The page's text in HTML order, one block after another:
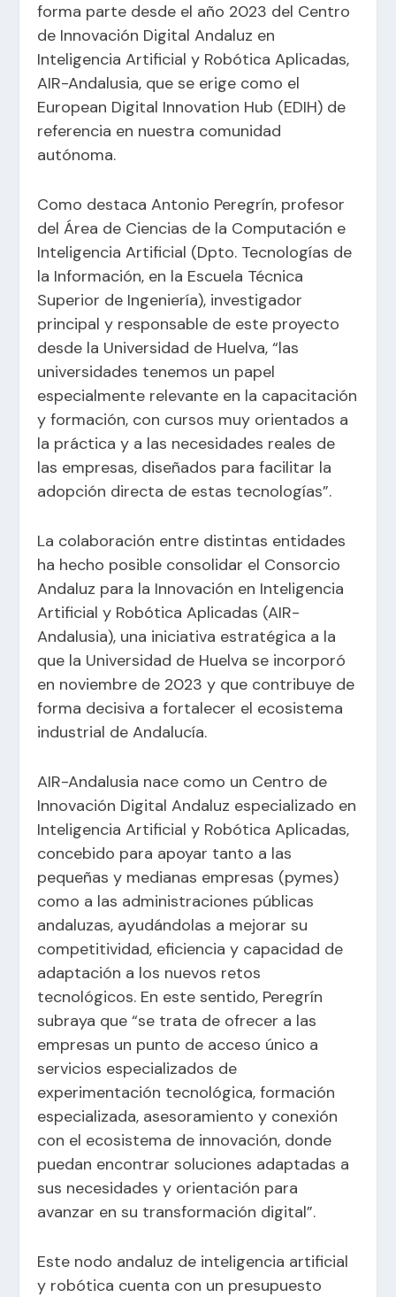
forma parte desde el año 2023 del Centro
de Innovación Digital Andaluz en
Inteligencia Artificial y Robótica Aplicadas,
AIR-Andalusia, que se erige como el
European Digital Innovation Hub (EDIH) de
referencia en nuestra comunidad
autónoma.
Como destaca Antonio Peregrín, profesor
del Área de Ciencias de la Computación e
Inteligencia Artificial (Dpto. Tecnologías de
la Información, en la Escuela Técnica
Superior de Ingeniería), investigador
principal y responsable de este proyecto
desde la Universidad de Huelva, “las
universidades tenemos un papel
especialmente relevante en la capacitación
y formación, con cursos muy orientados a
la práctica y a las necesidades reales de
las empresas, diseñados para facilitar la
adopción directa de estas tecnologías”.
La colaboración entre distintas entidades
ha hecho posible consolidar el Consorcio
Andaluz para la Innovación en Inteligencia
Artificial y Robótica Aplicadas (AIR-
Andalusia), una iniciativa estratégica a la
que la Universidad de Huelva se incorporó
en noviembre de 2023 y que contribuye de
forma decisiva a fortalecer el ecosistema
industrial de Andalucía.
AIR-Andalusia nace como un Centro de
Innovación Digital Andaluz especializado en
Inteligencia Artificial y Robótica Aplicadas,
concebido para apoyar tanto a las
pequeñas y medianas empresas (pymes)
como a las administraciones públicas
andaluzas, ayudándolas a mejorar su
competitividad, eficiencia y capacidad de
adaptación a los nuevos retos
tecnológicos. En este sentido, Peregrín
subraya que “se trata de ofrecer a las
empresas un punto de acceso único a
servicios especializados de
experimentación tecnológica, formación
especializada, asesoramiento y conexión
con el ecosistema de innovación, donde
puedan encontrar soluciones adaptadas a
sus necesidades y orientación para
avanzar en su transformación digital”.
Este nodo andaluz de inteligencia artificial
y robótica cuenta con un presupuesto